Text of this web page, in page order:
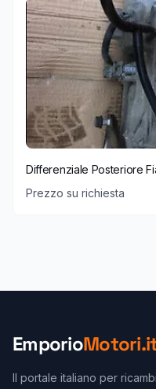
Differenziale Posteriore
Prezzo su richiesta
Emporio
Il portale italiano per